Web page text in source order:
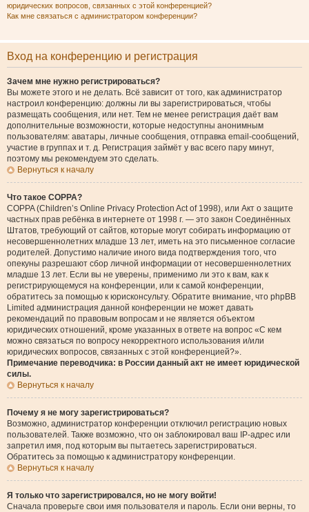
юридических вопросов, связанных с этой конференцией?
Как мне связаться с администратором конференции?
Вход на конференцию и регистрация
Зачем мне нужно регистрироваться?
Вы можете этого и не делать. Всё зависит от того, как администратор
настроил конференцию: должны ли вы зарегистрироваться, чтобы
размещать сообщения, или нет. Тем не менее регистрация даёт вам
дополнительные возможности, которые недоступны анонимным
пользователям: аватары, личные сообщения, отправка email-сообщений,
участие в группах и т. д. Регистрация займёт у вас всего пару минут,
поэтому мы рекомендуем это сделать.
Вернуться к началу
Что такое COPPA?
COPPA (Children’s Online Privacy Protection Act of 1998), или Акт о защите
частных прав ребёнка в интернете от 1998 г. — это закон Соединённых
Штатов, требующий от сайтов, которые могут собирать информацию от
несовершеннолетних младше 13 лет, иметь на это письменное согласие
родителей. Допустимо наличие иного вида подтверждения того, что
опекуны разрешают сбор личной информации от несовершеннолетних
младше 13 лет. Если вы не уверены, применимо ли это к вам, как к
регистрирующемуся на конференции, или к самой конференции,
обратитесь за помощью к юрисконсульту. Обратите внимание, что phpBB
Limited администрация данной конференции не может давать
рекомендаций по правовым вопросам и не является объектом
юридических отношений, кроме указанных в ответе на вопрос «С кем
можно связаться по вопросу некорректного использования и/или
юридических вопросов, связанных с этой конференцией?».
Примечание переводчика: в России данный акт не имеет юридической
силы.
Вернуться к началу
Почему я не могу зарегистрироваться?
Возможно, администратор конференции отключил регистрацию новых
пользователей. Также возможно, что он заблокировал ваш IP-адрес или
запретил имя, под которым вы пытаетесь зарегистрироваться.
Обратитесь за помощью к администратору конференции.
Вернуться к началу
Я только что зарегистрировался, но не могу войти!
Сначала проверьте свои имя пользователя и пароль. Если они верны, то